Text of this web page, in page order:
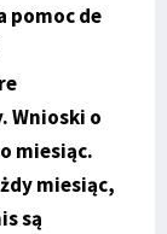
pomoc de
Wnioski o
miesiąc.
miesiąc,
są